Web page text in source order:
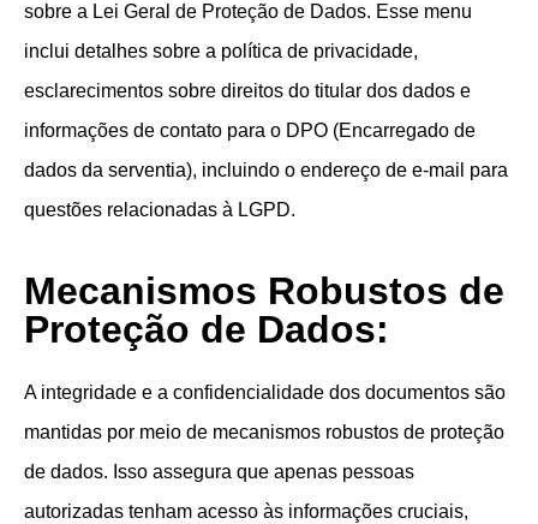
sobre a Lei Geral de Proteção de Dados. Esse menu
inclui detalhes sobre a política de privacidade,
esclarecimentos sobre direitos do titular dos dados e
informações de contato para o DPO (Encarregado de
dados da serventia), incluindo o endereço de e-mail para
questões relacionadas à LGPD.
Mecanismos Robustos de
Proteção de Dados:
A integridade e a confidencialidade dos documentos são
mantidas por meio de mecanismos robustos de proteção
de dados. Isso assegura que apenas pessoas
autorizadas tenham acesso às informações cruciais,